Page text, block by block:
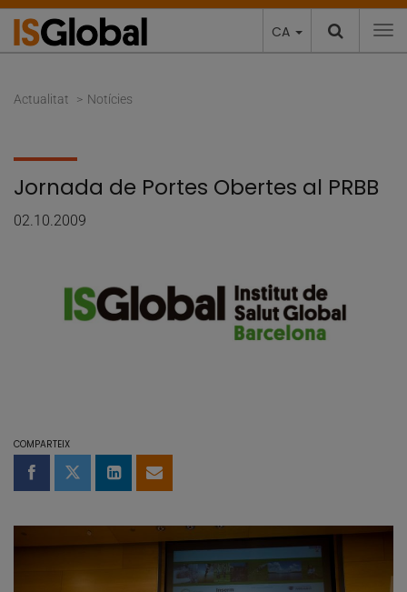
CA
Actualitat Notícies
Jornada de Portes Obertes al PRBB
02.10.2009
COMPARTEIX
Compartir a Facebook
Compartir a Twitter
Comparteix a LinkedIn
Comparteix per email